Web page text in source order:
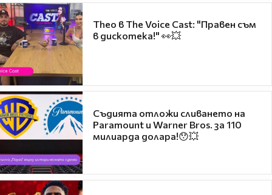
Theo в The Voice Cast: "Правен съм
в дискотека!" 👀💥
Съдията отложи сливането на
Paramount и Warner Bros. за 110
милиарда долара!😯💥